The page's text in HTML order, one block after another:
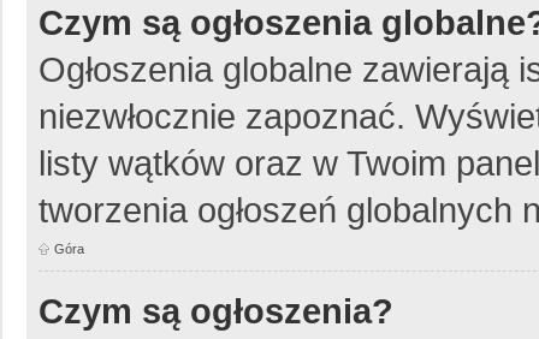
Czym są ogłoszenia
Ogłoszenia globalne zawierają
niezwłocznie zapoznać.
listy wątków oraz w Twoim
tworzenia ogłoszeń globalnych
Góra
Czym są ogłoszenia?